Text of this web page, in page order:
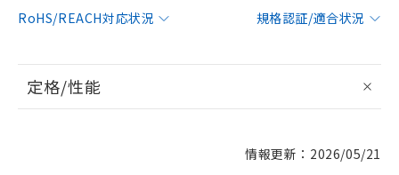
RoHS/REACH対応状況
規格認証/適合状況
定格/性能
情報更新：2026/05/21